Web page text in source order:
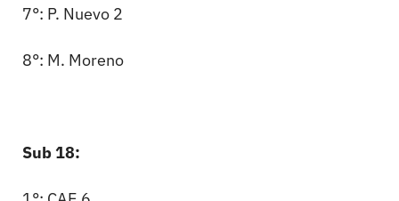
7°: P. Nuevo 2
8°: M. Moreno
Sub 18: